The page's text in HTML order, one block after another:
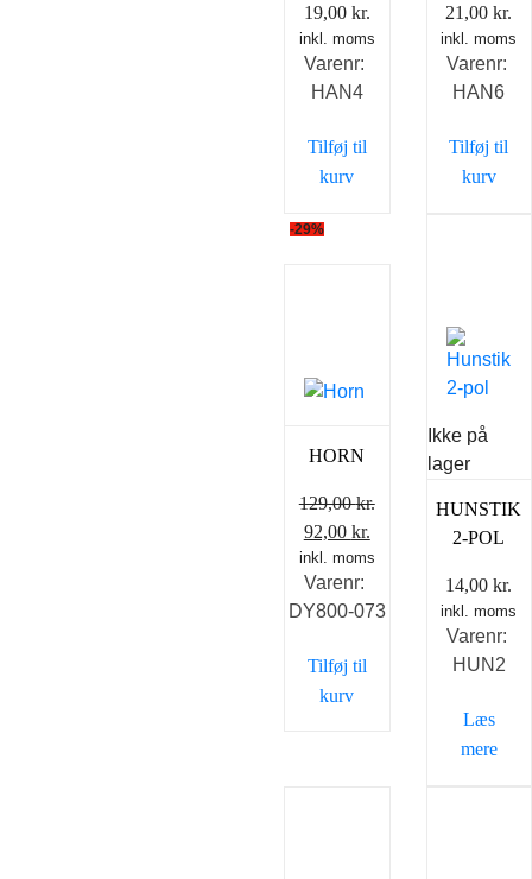
19,00 kr.
inkl. moms
Varenr:
HAN4
Tilføj til
kurv
21,00kr.
inkl. moms
Varenr:
HAN6
Tilføj til
kurv
-29%
HORN
129,00kr.
Den
oprindelige
pris
var:
92,00 kr.
aktuelle
er:
inkl. moms
Varenr:
DY800-073
Tilføj til
kurv
Ikke på
lager
HUNSTIK
2-POL
14,00kr.
inkl. moms
Varenr:
HUN2
Læs
mere